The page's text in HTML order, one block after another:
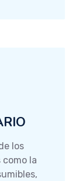
los
la